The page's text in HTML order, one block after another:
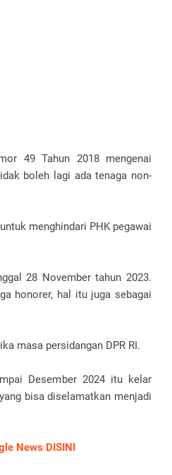
49 Tahun 2018 mengenai
boleh lagi ada tenaga non-
menghindari PHK pegawai
28 November tahun 2023.
honorer, hal itu juga sebagai
masa persidangan DPR RI.
Desember 2024 itu kelar
bisa diselamatkan menjadi
News DISINI